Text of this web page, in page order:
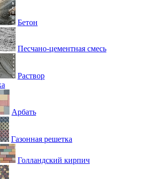
Бетон
Песчано-цементная смесь
Раствор
Арбать
Газонная решетка
Голландский кирпич